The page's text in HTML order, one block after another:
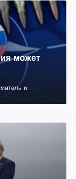
может
и